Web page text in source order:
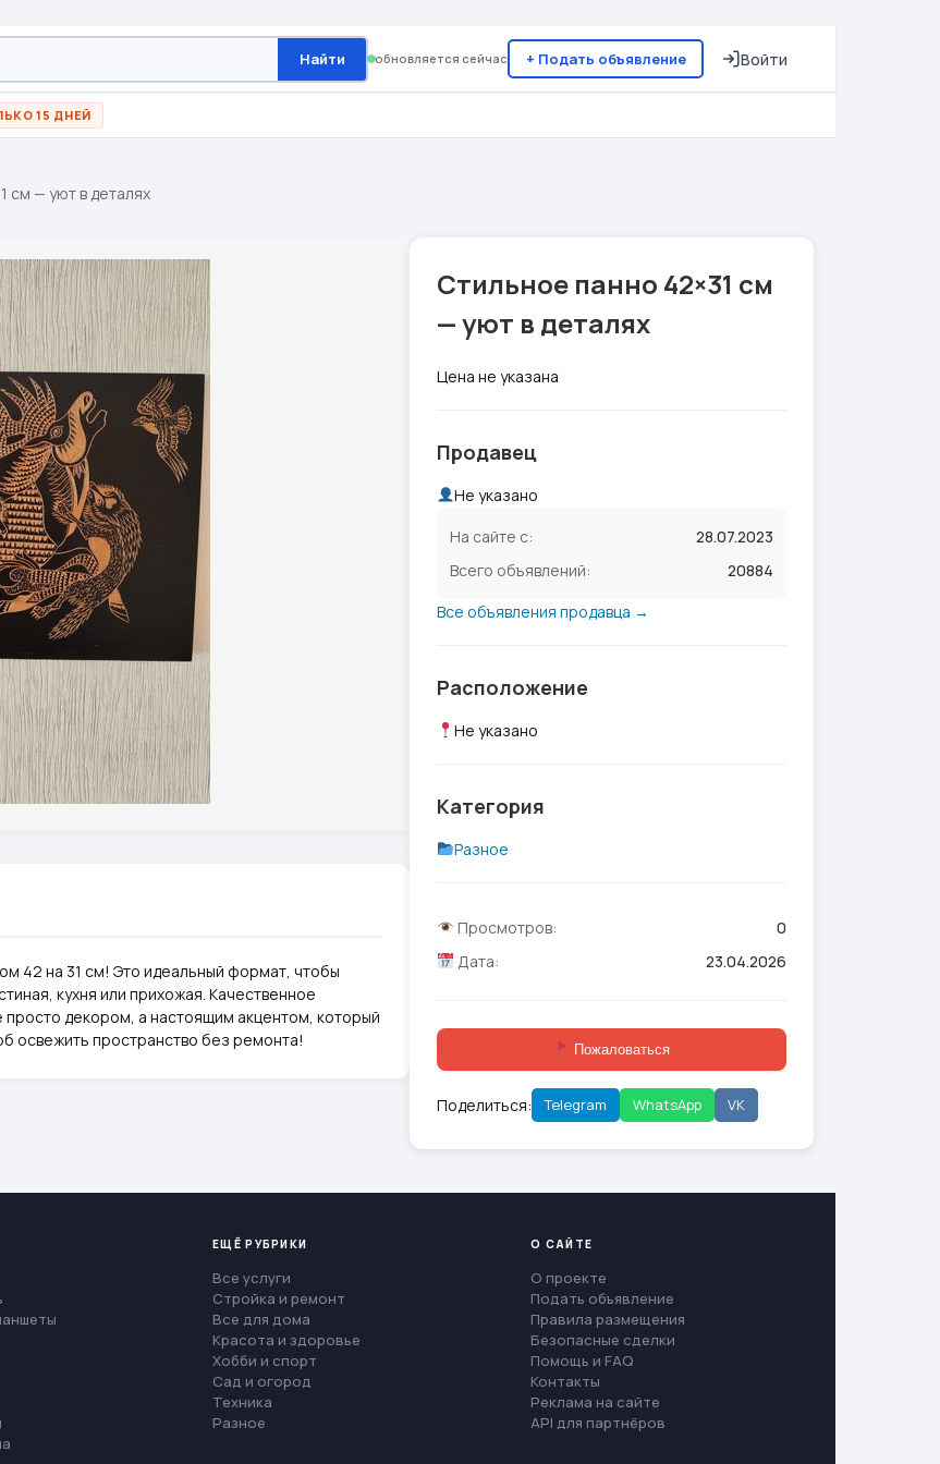
Найти обновляется сейчас + Подать объявление Войти
15 ДНЕЙ
см — уют в деталях
42 на 31 см! Это идеальный формат, чтобы
кухня или прихожая. Качественное
декором, а настоящим акцентом, который
освежить пространство без ремонта!
Стильное панно 42×31 см
— уют в деталях
Цена не указана
Продавец
Не указано
На сайте с:
28.07.2023
Всего объявлений:
20884
Все объявления продавца →
Расположение
Не указано
Категория
Разное
Просмотров:
0
Дата:
23.04.2026
Пожаловаться
Поделиться: Telegram WhatsApp VK
ЕЩЁ РУБРИКИ
Все услуги
Стройка и ремонт
Все для дома
Красота и здоровье
Хобби и спорт
Сад и огород
Техника
Разное
О САЙТЕ
О проекте
Подать объявление
Правила размещения
Безопасные сделки
Помощь и FAQ
Контакты
Реклама на сайте
API для партнёров